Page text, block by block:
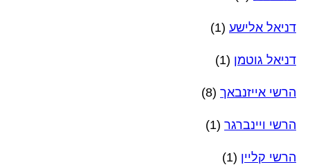
דניאל אלישע (1)
דניאל גוטמן (1)
הרשי אייזנבאך (8)
הרשי ויינברגר (1)
הרשי קליין (1)